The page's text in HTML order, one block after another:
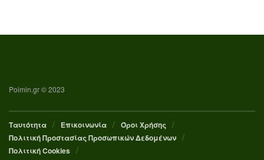
Poimin.gr © 2023
Ταυτότητα Επικοινωνία
Όροι Χρήσης
Πολιτική Προστασίας Προσωπικών Δεδομένων
Πολιτική Cookies